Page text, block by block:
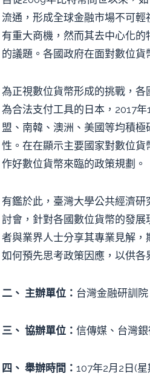
流通，形成全球金融市場不可
有重大商機，然而其去中心化
的議題。各國政府在面對數位
為正視數位貨幣形成的挑戰，
為合法支付工具的日本，2017
盟、南韓、澳洲、美國等均積
性。在在顯示主要國家對數位
作好數位貨幣來臨的政策規劃。
有鑑於此，臺灣大學公共經濟
討會，針對各國數位貨幣的發
者與業界人士分享其專業見解
如何預先思考政策因應，以供各
二、 主辦單位 ： 台灣金融研訓
三、 協辦單位： 信傳媒、台灣
四、 舉辦時間： 107年2月2日(